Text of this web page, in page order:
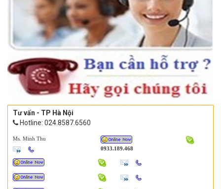
Tư vấn - TP Hà Nội
Hotline: 024.8587.6560
Ms. Minh Thu
0933.189.468